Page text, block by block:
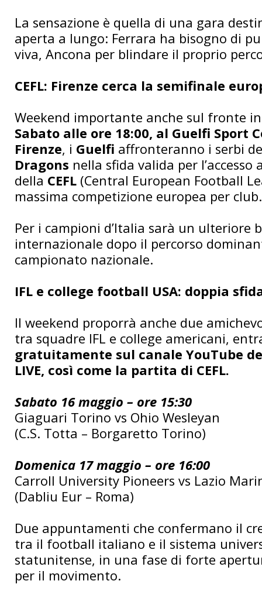
La sensazione è quella di una gara
aperta a lungo: Ferrara ha bisogno di
viva, Ancona per blindare il proprio
CEFL: Firenze cerca la semifinale
Weekend importante anche sul fronte
Sabato alle ore 18:00, al Guelfi Sport
Firenze, i Guelfi affronteranno i serbi
Dragons nella sfida valida per l’accesso
della CEFL (Central European Football
massima competizione europea per club.
Per i campioni d’Italia sarà un ulteriore
internazionale dopo il percorso
campionato nazionale.
IFL e college football USA: doppia
Il weekend proporrà anche due
tra squadre IFL e college americani,
gratuitamente sul canale YouTube
LIVE, così come la partita di CEFL.
Sabato 16 maggio – ore 15:30
Giaguari Torino vs Ohio Wesleyan
(C.S. Totta – Borgaretto Torino)
Domenica 17 maggio – ore 16:00
Carroll University Pioneers vs Lazio
(Dabliu Eur – Roma)
Due appuntamenti che confermano il
tra il football italiano e il sistema
statunitense, in una fase di forte
per il movimento.